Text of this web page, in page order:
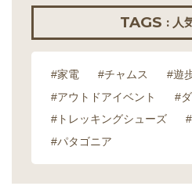
TAGS : 人
#家電 #チャムス #遊
#アウトドアイベント
#
#トレッキングシューズ
#パタゴニア